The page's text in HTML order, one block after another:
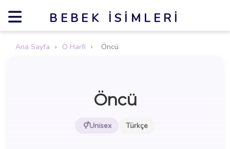
BEBEK İSIMLERI
Ana Sayfa › Ö Harfi › Öncü
Öncü
Unisex Türkçe